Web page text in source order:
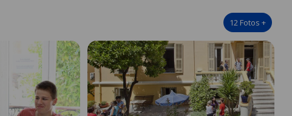
12 Fotos +